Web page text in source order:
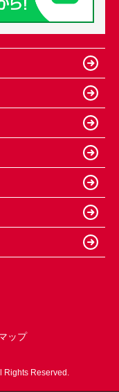
ップ
Rights Reserved.